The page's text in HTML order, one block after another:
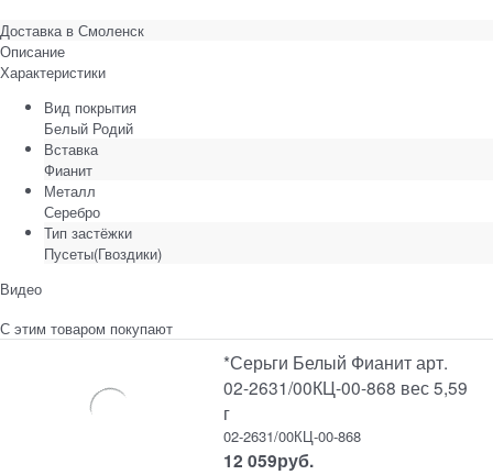
Доставка в Смоленск
Описание
Характеристики
Вид покрытия
Белый Родий
Вставка
Фианит
Металл
Серебро
Тип застёжки
Пусеты(Гвоздики)
Видео
С этим товаром покупают
*Серьги Белый Фианит арт.
02-2631/00КЦ-00-868 вес 5,59
г
02-2631/00КЦ-00-868
12 059руб.